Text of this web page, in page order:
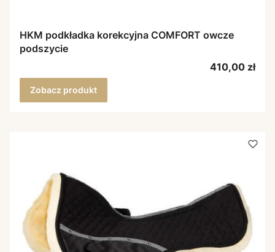
HKM podkładka korekcyjna COMFORT owcze
podszycie
Cena
410,00 zł
Zobacz produkt